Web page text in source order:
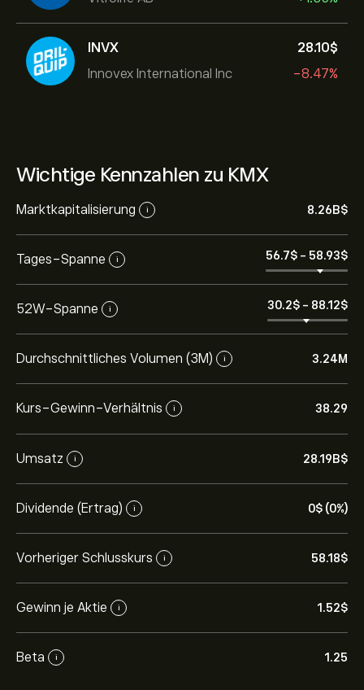
INVX
Innovex International Inc
28.10‎$‎
-8.47%
Wichtige Kennzahlen zu KMX
Marktkapitalisierung i 8.26B‎$‎
Tages-Spanne i 56.7‎$‎ - 58.93‎$‎
52W-Spanne i 30.2‎$‎ - 88.12‎$‎
Durchschnittliches Volumen (3M) i 3.24M
Kurs-Gewinn-Verhältnis i 38.29
Umsatz i 28.19B‎$‎
Dividende (Ertrag) i 0‎$‎ (0%)
Vorheriger Schlusskurs i 58.18‎$‎
Gewinn je Aktie i 1.52‎$‎
Beta i 1.25